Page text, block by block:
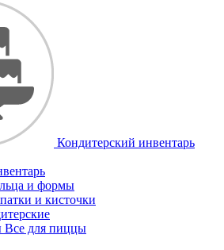
Кондитерский инвентарь
и формы
и кисточки
Все для пиццы